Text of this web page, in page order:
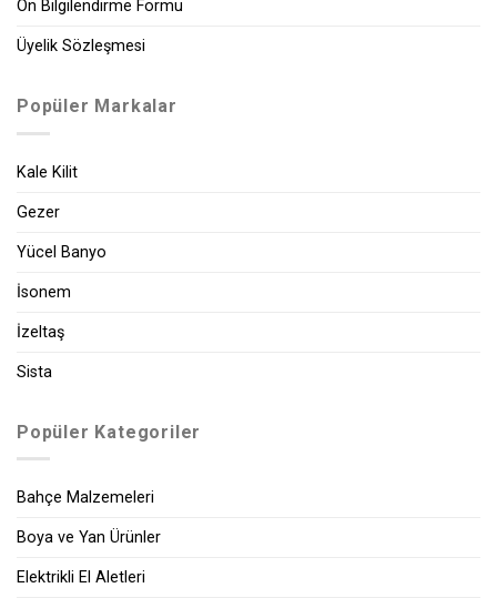
Ön Bilgilendirme Formu
Üyelik Sözleşmesi
Popüler Markalar
Kale Kilit
Gezer
Yücel Banyo
İsonem
İzeltaş
Sista
Popüler Kategoriler
Bahçe Malzemeleri
Boya ve Yan Ürünler
Elektrikli El Aletleri